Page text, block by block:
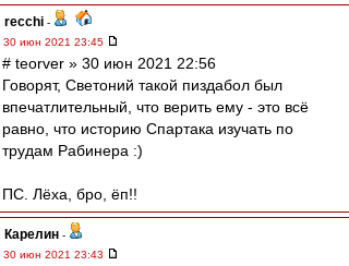
recchi -
30 июн 2021 23:45
# teorver » 30 июн 2021 22:56
Говорят, Светоний такой пиздабол был
впечатлительный, что верить ему - это всё
равно, что историю Спартака изучать по
трудам Рабинера :)
ПС. Лёха, бро, ёп!!
Карелин -
30 июн 2021 23:43